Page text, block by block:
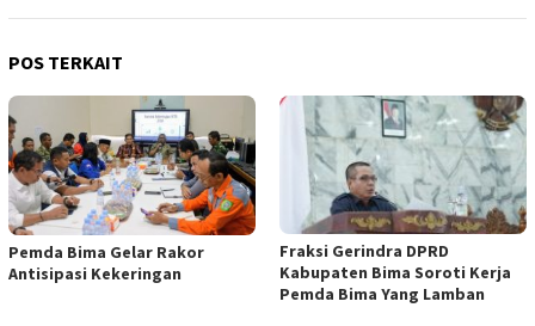
POS TERKAIT
Pemda Bima Gelar Rakor
Antisipasi Kekeringan
Fraksi Gerindra DPRD
Kabupaten Bima Soroti Kerja
Pemda Bima Yang Lamban